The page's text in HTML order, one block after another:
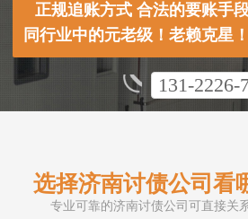
正规追账方式 合法的要账手
同行业中的元老级！老赖克星
131-2226-
选择济南讨债公司看
专业可靠的济南讨债公司可直接关